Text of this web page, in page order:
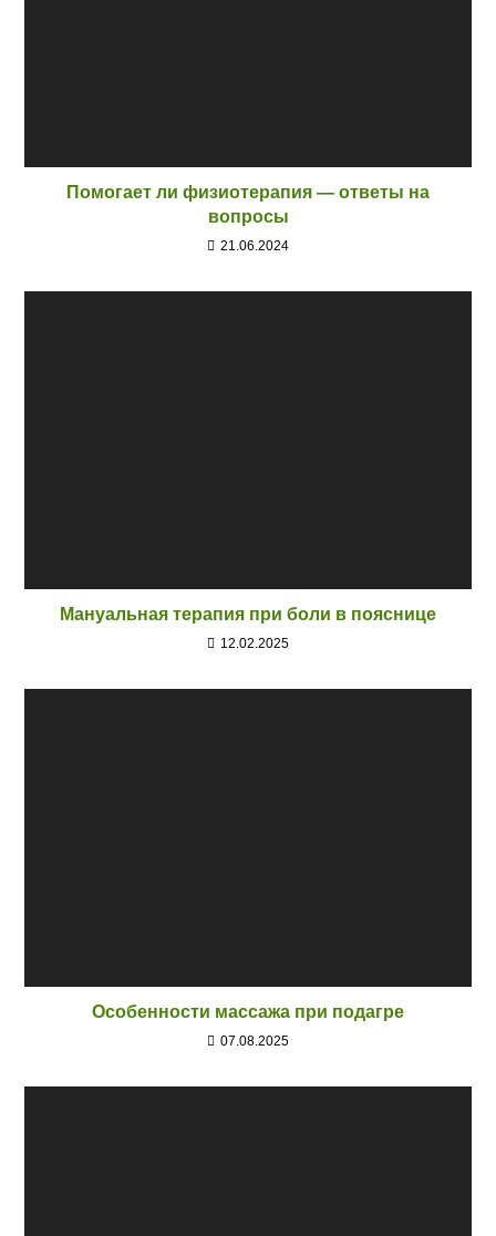
Помогает ли физиотерапия — ответы на
вопросы
21.06.2024
Мануальная терапия при боли в пояснице
12.02.2025
Особенности массажа при подагре
07.08.2025